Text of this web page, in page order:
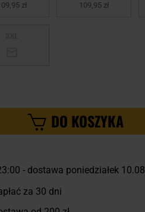
zł
109,95 zł
DO KOSZYKA
- dostawa poniedziałek 10.08
za 30 dni